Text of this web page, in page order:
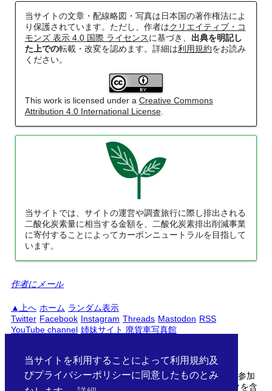
当サイトを利用することによって利用規約及
びプライバシーポリシーに同意したものとみ
当サイトの文章・配線略図・写真は日本国の著作権法によ
り保護されています。ただし、作者はクリエイティブ・コ
モンズ 表示 4.0 国際 ライセンスに基づき、 出典を明記し
た上での転載・改変を認めます。詳細は利用規約をお読み
ください。
This work is licensed under a Creative Commons
Attribution 4.0 International License.
当サイトでは、サイトの運営や調査旅行に際し排出される
二酸化炭素量に相当する金額を、二酸化炭素排出削減事業
に寄付することによってカーボンニュートラルを目指して
います。
作者にメール
上へ ホーム ランダム表示
Twitter Facebook Instagram Threads Mastodon RSS
YouTube channel 姉妹サイト 廃貨車写真館
当サイトははAmazonアソシエイト・楽天アフィリエイトに参加
しています。サイト中の商品リンクはアフィリエイトリンクを含